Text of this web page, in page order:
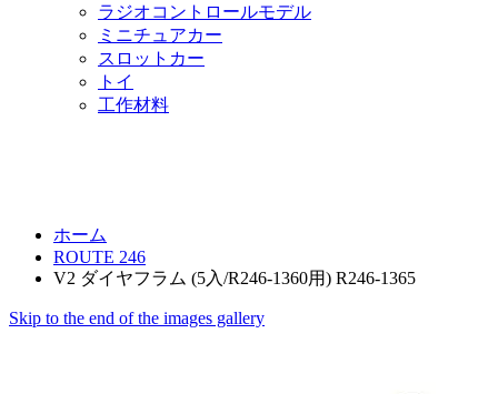
ラジオコントロールモデル
ミニチュアカー
スロットカー
トイ
工作材料
ホーム
ROUTE 246
V2 ダイヤフラム (5入/R246-1360用) R246-1365
Skip to the end of the images gallery